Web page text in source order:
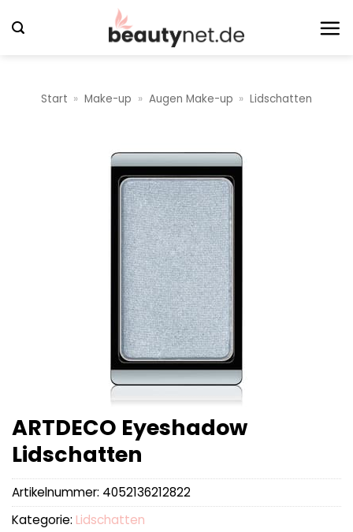
Inhalt
Start » Make-up » Augen Make-up » Lidschatten
ARTDECO Eyeshadow
Lidschatten
Artikelnummer: 4052136212822
Kategorie: Lidschatten